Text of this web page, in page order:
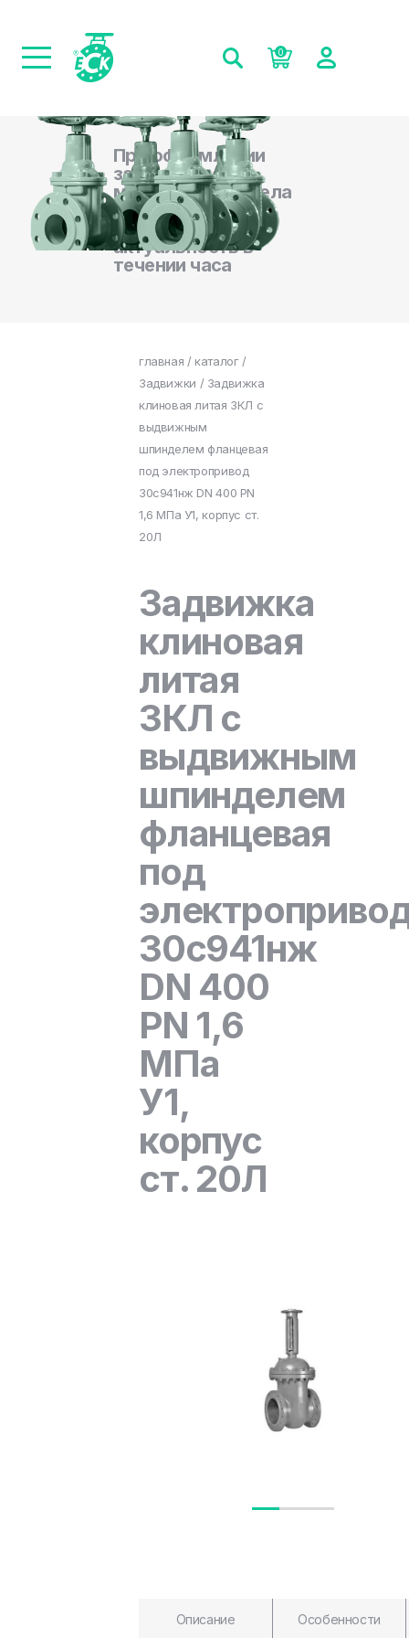
0
При оформлении
заказа на сайте,
менеджеры отдела
продаж
подтверждают
актуальность в
течении часа
главная / каталог/
Задвижки / Задвижка
клиновая литая ЗКЛ с
выдвижным
шпинделем фланцевая
под электропривод
30с941нж DN 400 PN
1,6 МПа У1, корпус ст.
20Л
Задвижка
клиновая
литая
ЗКЛ с
выдвижным
шпинделем
фланцевая
под
30с941нж
DN 400
PN 1,6
МПа
У1,
корпус
ст. 20Л
Описание Особенности